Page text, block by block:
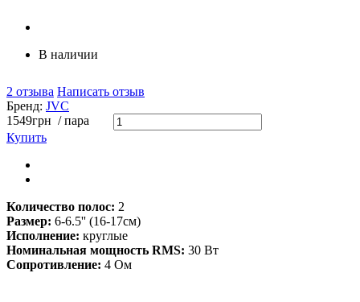
В наличии
2 отзыва Написать отзыв
Бренд: JVC
1549грн / пара
Купить
Количество полос: 2
Размер: 6-6.5'' (16-17см)
Исполнение: круглые
Номинальная мощность RMS: 30 Вт
Сопротивление: 4 Ом